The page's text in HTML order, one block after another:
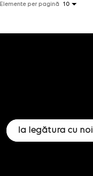
Elemente per pagină 10
Ia legătura cu noi